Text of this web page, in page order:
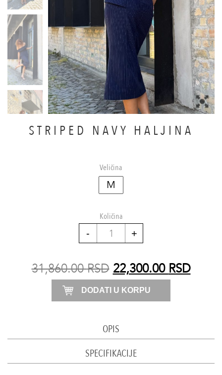
STRIPED NAVY HALJINA
Veličina
M
Količina
Striped
haljina
količina
31,860.00RSD 22,300.00 RSD
DODATI U KORPU
OPIS
SPECIFIKACIJE